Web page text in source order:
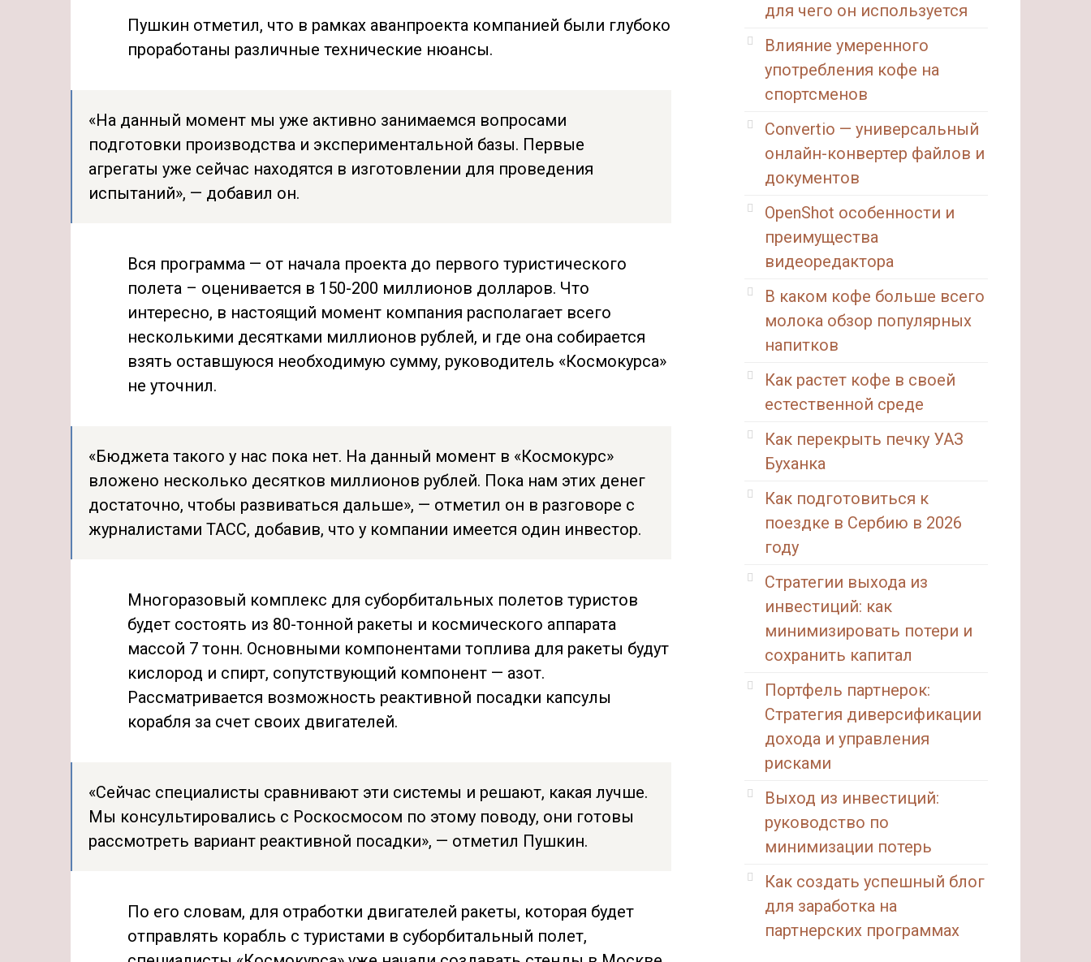
Пушкин отметил, что в рамках аванпроекта компанией были глубоко
проработаны различные технические нюансы.
«На данный момент мы уже активно занимаемся вопросами
подготовки производства и экспериментальной базы. Первые
агрегаты уже сейчас находятся в изготовлении для проведения
испытаний», — добавил он.
Вся программа — от начала проекта до первого туристического
полета – оценивается в 150-200 миллионов долларов. Что
интересно, в настоящий момент компания располагает всего
несколькими десятками миллионов рублей, и где она собирается
взять оставшуюся необходимую сумму, руководитель «Космокурса»
не уточнил.
«Бюджета такого у нас пока нет. На данный момент в «Космокурс»
вложено несколько десятков миллионов рублей. Пока нам этих денег
достаточно, чтобы развиваться дальше», — отметил он в разговоре с
журналистами ТАСС, добавив, что у компании имеется один инвестор.
Многоразовый комплекс для суборбитальных полетов туристов
будет состоять из 80-тонной ракеты и космического аппарата
массой 7 тонн. Основными компонентами топлива для ракеты будут
кислород и спирт, сопутствующий компонент — азот.
Рассматривается возможность реактивной посадки капсулы
корабля за счет своих двигателей.
«Сейчас специалисты сравнивают эти системы и решают, какая лучше.
Мы консультировались с Роскосмосом по этому поводу, они готовы
рассмотреть вариант реактивной посадки», — отметил Пушкин.
По его словам, для отработки двигателей ракеты, которая будет
отправлять корабль с туристами в суборбитальный полет,
для чего он используется
Влияние умеренного
употребления кофе на
спортсменов
Convertio — универсальный
онлайн-конвертер файлов и
документов
OpenShot особенности и
преимущества
видеоредактора
В каком кофе больше всего
молока обзор популярных
напитков
Как растет кофе в своей
естественной среде
Как перекрыть печку УАЗ
Буханка
Как подготовиться к
поездке в Сербию в 2026
году
Стратегии выхода из
инвестиций: как
минимизировать потери и
сохранить капитал
Портфель партнерок:
Стратегия диверсификации
дохода и управления
рисками
Выход из инвестиций:
руководство по
минимизации потерь
Как создать успешный блог
для заработка на
партнерских программах